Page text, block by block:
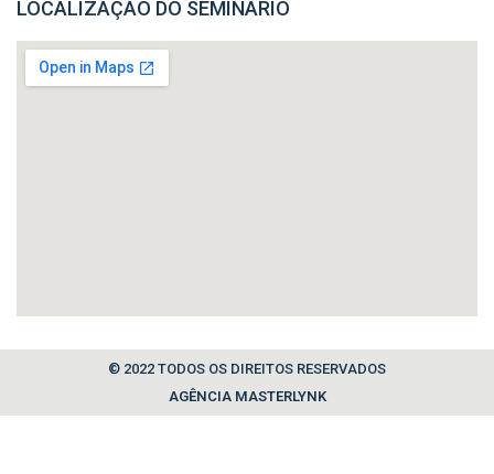
LOCALIZAÇÃO DO SEMINÁRIO
© 2022 TODOS OS DIREITOS RESERVADOS
AGÊNCIA MASTERLYNK